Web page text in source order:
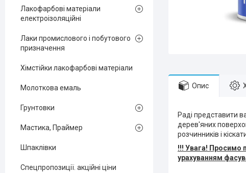
Опис
Раді представити
дерев'яних
розчинників і
!!! Увага! Просимо
урахуванням
Лакофарбові матеріали
електроізоляційні
Лаки промислового і побутового
призначення
Хімстійки лакофарбові матеріали
Молоткова емаль
Грунтовки
Мастика, Праймер
Шпаклівки
Спецпропозиції. акційні ціни